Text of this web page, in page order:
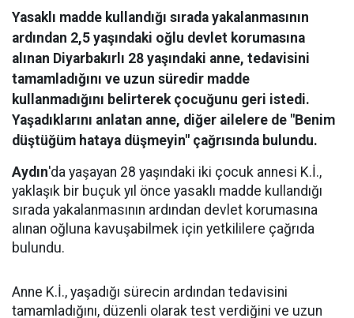
Yasaklı madde kullandığı sırada yakalanmasının
ardından 2,5 yaşındaki oğlu devlet korumasına
alınan Diyarbakırlı 28 yaşındaki anne, tedavisini
tamamladığını ve uzun süredir madde
kullanmadığını belirterek çocuğunu geri istedi.
Yaşadıklarını anlatan anne, diğer ailelere de "Benim
düştüğüm hataya düşmeyin" çağrısında bulundu.
Aydın'da yaşayan 28 yaşındaki iki çocuk annesi K.İ.,
yaklaşık bir buçuk yıl önce yasaklı madde kullandığı
sırada yakalanmasının ardından devlet korumasına
alınan oğluna kavuşabilmek için yetkililere çağrıda
bulundu.
Anne K.İ., yaşadığı sürecin ardından tedavisini
tamamladığını, düzenli olarak test verdiğini ve uzun